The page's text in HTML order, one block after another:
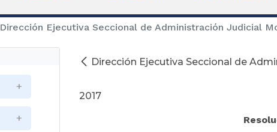
Dirección Ejecutiva Seccional de Administración Judicial
Dirección Ejecutiva Seccional de
2017